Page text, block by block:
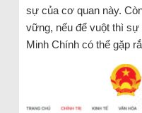
sự của cơ quan này.
vững, nếu để vuột thì sự
Minh Chính có thể gặp